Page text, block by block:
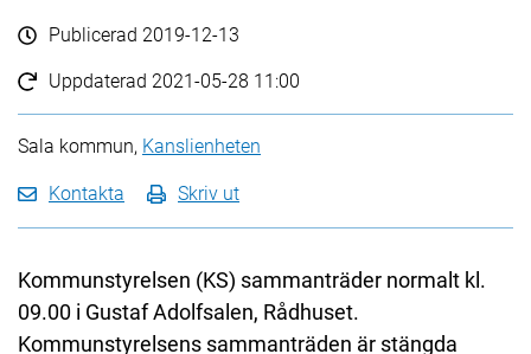
Publicerad 2019-12-13
Uppdaterad 2021-05-28 11:00
Sala kommun, Kanslienheten
Kontakta Skriv ut
Kommunstyrelsen (KS) sammanträder normalt kl.
09.00 i Gustaf Adolfsalen, Rådhuset.
Kommunstyrelsens sammanträden är stängda